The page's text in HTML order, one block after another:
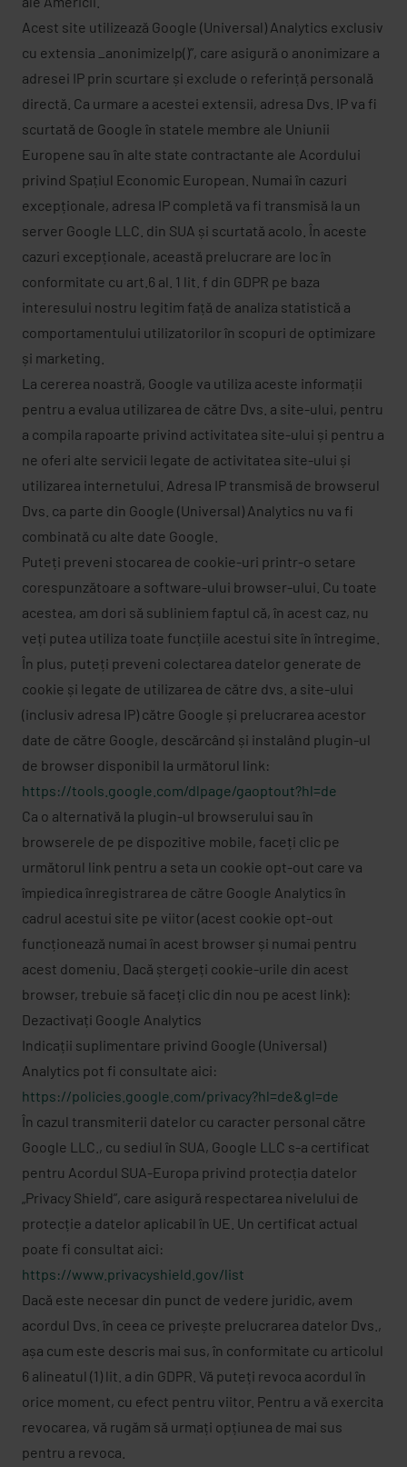
Acest site utilizează Google (Universal) Analytics exclusiv
cu extensia _anonimizeIp()”, care asigură o anonimizare a
adresei IP prin scurtare și exclude o referință personală
directă. Ca urmare a acestei extensii, adresa Dvs. IP va fi
scurtată de Google în statele membre ale Uniunii
Europene sau în alte state contractante ale Acordului
privind Spațiul Economic European. Numai în cazuri
excepționale, adresa IP completă va fi transmisă la un
server Google LLC. din SUA și scurtată acolo. În aceste
cazuri excepționale, această prelucrare are loc în
conformitate cu art.6 al. 1 lit. f din GDPR pe baza
interesului nostru legitim față de analiza statistică a
comportamentului utilizatorilor în scopuri de optimizare
și marketing.
La cererea noastră, Google va utiliza aceste informații
pentru a evalua utilizarea de către Dvs. a site-ului, pentru
a compila rapoarte privind activitatea site-ului și pentru a
ne oferi alte servicii legate de activitatea site-ului și
utilizarea internetului. Adresa IP transmisă de browserul
Dvs. ca parte din Google (Universal) Analytics nu va fi
combinată cu alte date Google.
Puteți preveni stocarea de cookie-uri printr-o setare
corespunzătoare a software-ului browser-ului. Cu toate
acestea, am dori să subliniem faptul că, în acest caz, nu
veți putea utiliza toate funcțiile acestui site în întregime.
În plus, puteți preveni colectarea datelor generate de
cookie și legate de utilizarea de către dvs. a site-ului
(inclusiv adresa IP) către Google și prelucrarea acestor
date de către Google, descărcând și instalând plugin-ul
de browser disponibil la următorul link:
https://tools.google.com/dlpage/gaoptout?hl=de
Ca o alternativă la plugin-ul browserului sau în
browserele de pe dispozitive mobile, faceți clic pe
următorul link pentru a seta un cookie opt-out care va
împiedica înregistrarea de către Google Analytics în
cadrul acestui site pe viitor (acest cookie opt-out
funcționează numai în acest browser și numai pentru
acest domeniu. Dacă ștergeți cookie-urile din acest
browser, trebuie să faceți clic din nou pe acest link):
Dezactivați Google Analytics
Indicații suplimentare privind Google (Universal)
Analytics pot fi consultate aici:
https://policies.google.com/privacy?hl=de&gl=de
În cazul transmiterii datelor cu caracter personal către
Google LLC., cu sediul în SUA, Google LLC s-a certificat
pentru Acordul SUA-Europa privind protecția datelor
„Privacy Shield”, care asigură respectarea nivelului de
protecție a datelor aplicabil în UE. Un certificat actual
poate fi consultat aici:
https://www.privacyshield.gov/list
Dacă este necesar din punct de vedere juridic, avem
acordul Dvs. în ceea ce privește prelucrarea datelor Dvs.,
așa cum este descris mai sus, în conformitate cu articolul
6 alineatul (1) lit. a din GDPR. Vă puteți revoca acordul în
orice moment, cu efect pentru viitor. Pentru a vă exercita
revocarea, vă rugăm să urmați opțiunea de mai sus
pentru a revoca.